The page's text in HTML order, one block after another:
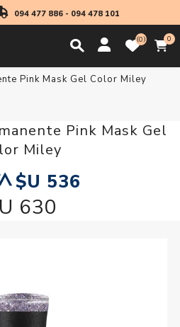
094 477 886- 094 478 101
0 0
Pink Mask Gel Color Miley
Pink Mask Gel
Miley
$U 536
630